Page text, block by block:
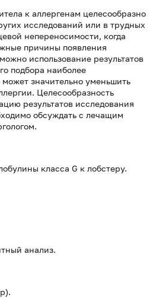
к аллергенам целесообразно
исследований или в трудных
непереносимости, когда
причины появления
использование результатов
подбора наиболее
значительно уменьшить
Целесообразность
результатов исследования
обсуждать с лечащим
класса G к лобстеру.
анализ.